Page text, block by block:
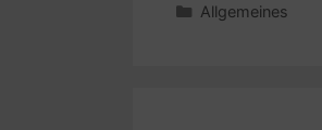
Kategorien
Allgemeines